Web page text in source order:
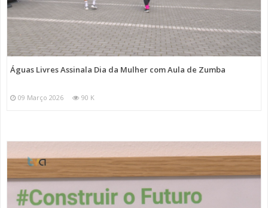
Águas Livres Assinala Dia da Mulher com Aula de Zumba
09 Março 2026 90 K